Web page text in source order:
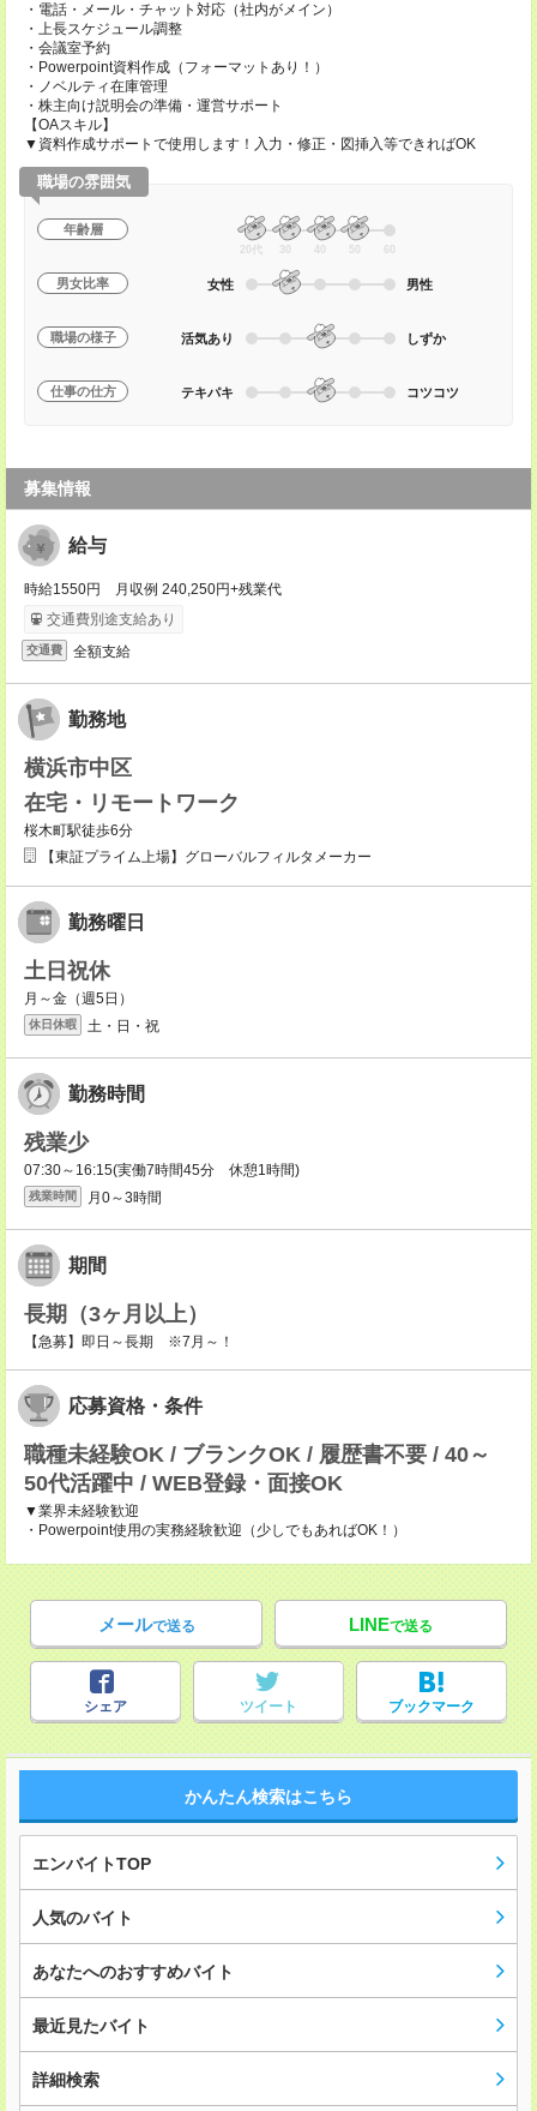
・電話・メール・チャット対応（社内がメイン）
・上長スケジュール調整
・会議室予約
・Powerpoint資料作成（フォーマットあり！）
・ノベルティ在庫管理
・株主向け説明会の準備・運営サポート
【OAスキル】
▼資料作成サポートで使用します！入力・修正・図挿入等できればOK
職場の雰囲気
年齢層
20代 30 40 50 60
男女比率 女性 男性
職場の様子 活気あり しずか
仕事の仕方 テキパキ コツコツ
募集情報
給与
時給1550円 月収例 240,250円+残業代
交通費別途支給あり
交通費 全額支給
勤務地
横浜市中区
在宅・リモートワーク
桜木町駅徒歩6分
【東証プライム上場】グローバルフィルタメーカー
勤務曜日
土日祝休
月～金（週5日）
休日休暇 土・日・祝
勤務時間
残業少
07:30～16:15(実働7時間45分 休憩1時間)
残業時間 月0～3時間
期間
長期（3ヶ月以上）
【急募】即日～長期 ※7月～！
応募資格・条件
職種未経験OK / ブランクOK / 履歴書不要 / 40～
50代活躍中 / WEB登録・面接OK
▼業界未経験歓迎
・Powerpoint使用の実務経験歓迎（少しでもあればOK！）
メールで送る LINEで送る
シェア ツイート ブックマーク
かんたん検索はこちら
エンバイトTOP
人気のバイト
あなたへのおすすめバイト
最近見たバイト
詳細検索